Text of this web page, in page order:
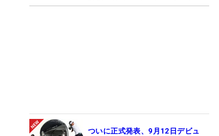
ついに正式発表、9月12日デビュ